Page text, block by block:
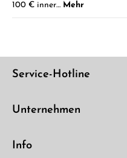
100 € inner… Mehr
Service-Hotline
Unternehmen
Info